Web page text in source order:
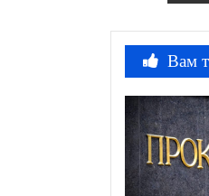
Вам